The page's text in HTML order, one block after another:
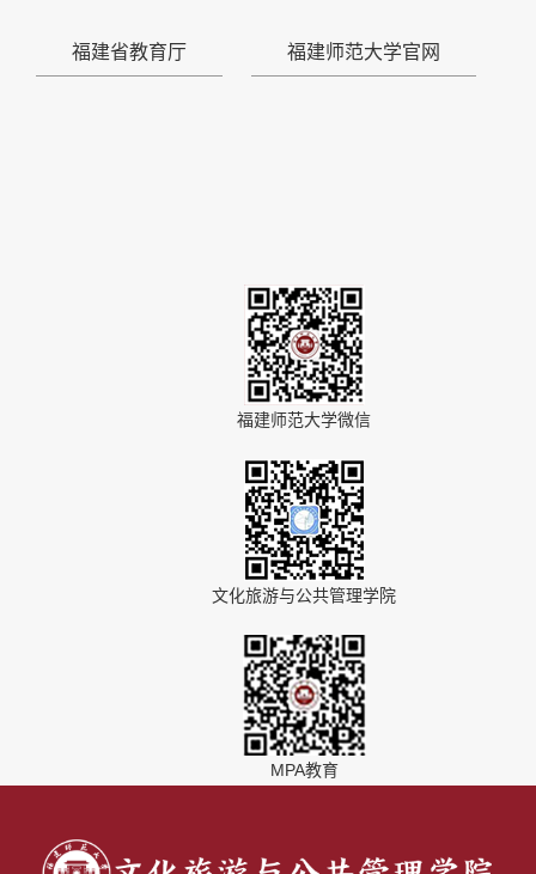
福建省教育厅 福建师范大学官网
福建师范大学微信
文化旅游与公共管理学院
MPA教育